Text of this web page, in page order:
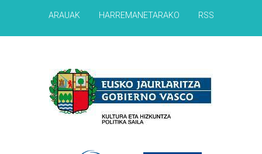
ARAUAK HARREMANETARAKO RSS